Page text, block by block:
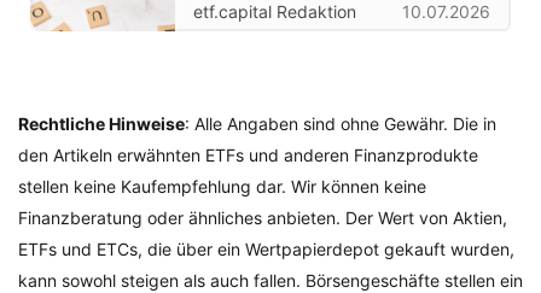
etf.capital Redaktion 10.07.2026
Rechtliche Hinweise: Alle Angaben sind ohne Gewähr. Die in
den Artikeln erwähnten ETFs und anderen Finanzprodukte
stellen keine Kaufempfehlung dar. Wir können keine
Finanzberatung oder ähnliches anbieten. Der Wert von Aktien,
ETFs und ETCs, die über ein Wertpapierdepot gekauft wurden,
kann sowohl steigen als auch fallen. Börsengeschäfte stellen ein